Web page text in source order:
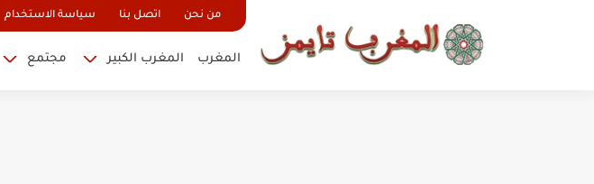
من نحن اتصل بنا سياسة الاستخدام
المغرب المغرب الكبير مجتمع